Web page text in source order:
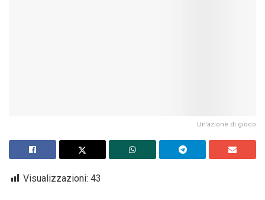
Un'azione di gioco
Visualizzazioni: 43